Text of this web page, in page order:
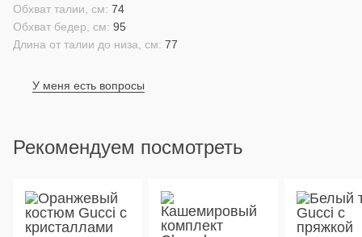
Длина от талии до низа, см: 77
Обхват бедер, см: 95
Обхват талии, см: 74
У меня есть вопросы
Рекомендуем посмотреть